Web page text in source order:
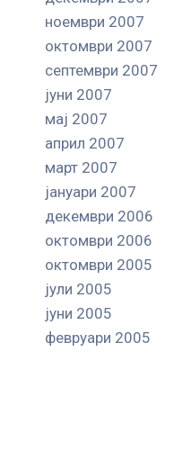
ноември 2007
октомври 2007
септември 2007
јуни 2007
мај 2007
април 2007
март 2007
јануари 2007
декември 2006
октомври 2006
октомври 2005
јули 2005
јуни 2005
февруари 2005